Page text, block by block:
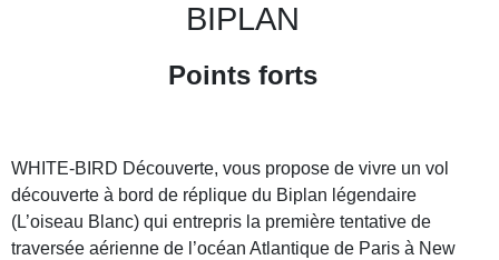
BIPLAN
Points forts
WHITE-BIRD Découverte, vous propose de vivre un vol
découverte à bord de réplique du Biplan légendaire
(L’oiseau Blanc) qui entrepris la première tentative de
traversée aérienne de l’océan Atlantique de Paris à New